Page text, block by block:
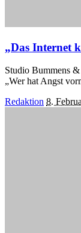
„Das Internet
Studio Bummens &
„Wer hat Angst
Posted
Redaktion 8.